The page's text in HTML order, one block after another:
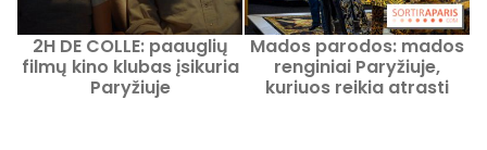
2H DE COLLE: paauglių
filmų kino klubas įsikuria
Paryžiuje
Mados parodos: mados
renginiai Paryžiuje,
kuriuos reikia atrasti